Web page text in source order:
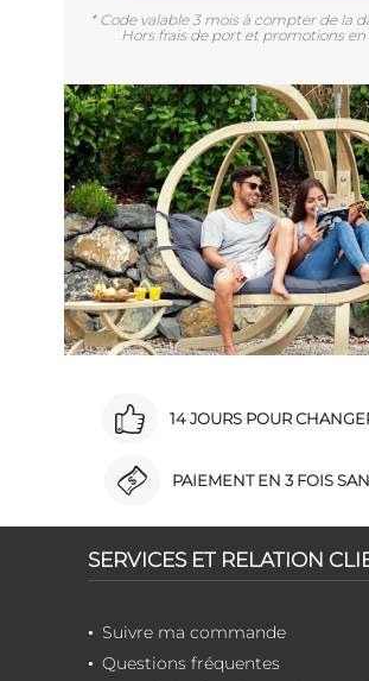
* Code valable 3 mois à compter de la
Hors frais de port et promotions en
14 JOURS POUR
PAIEMENT EN 3 FOIS
SERVICES ET RELATION
Suivre ma commande
Questions fréquentes